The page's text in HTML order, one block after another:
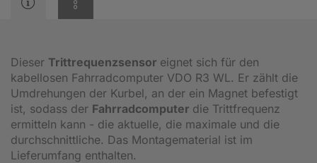
Dieser Trittrequenzsensor eignet sich für den
kabellosen Fahrradcomputer VDO R3 WL. Er zählt die
Umdrehungen der Kurbel, an der ein Magnet befestigt
ist, sodass der Fahrradcomputer die Trittfrequenz
ermitteln kann - die aktuelle, die maximale und die
durchschnittliche. Das Montagematerial ist im
Lieferumfang enthalten.